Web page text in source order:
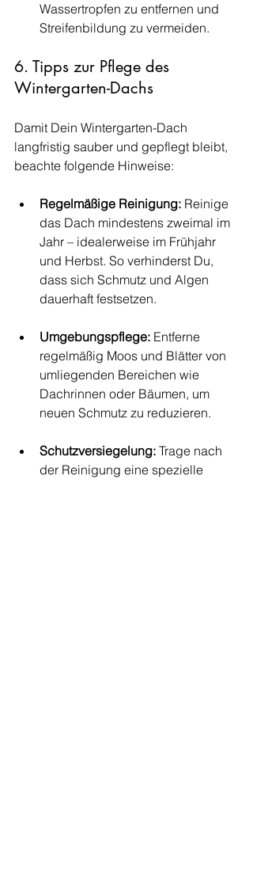
Wassertropfen zu entfernen und
Streifenbildung zu vermeiden.
6. Tipps zur Pflege des
Wintergarten-Dachs
Damit Dein Wintergarten-Dach
langfristig sauber und gepflegt bleibt,
beachte folgende Hinweise:
Regelmäßige Reinigung: Reinige
das Dach mindestens zweimal im
Jahr – idealerweise im Frühjahr
und Herbst. So verhinderst Du,
dass sich Schmutz und Algen
dauerhaft festsetzen.
Umgebungspflege: Entferne
regelmäßig Moos und Blätter von
umliegenden Bereichen wie
Dachrinnen oder Bäumen, um
neuen Schmutz zu reduzieren.
Schutzversiegelung: Trage nach
der Reinigung eine spezielle